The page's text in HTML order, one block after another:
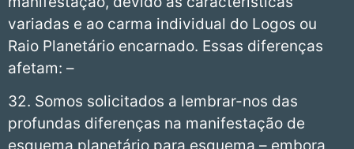
variadas e ao carma individual do Logos ou
Raio Planetário encarnado. Essas diferenças
afetam: –
32. Somos solicitados a lembrar-nos das
profundas diferenças na manifestação de